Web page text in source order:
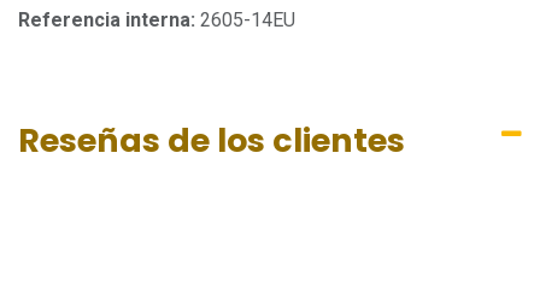
Referencia interna: 2605-14EU
Reseñas de los clientes